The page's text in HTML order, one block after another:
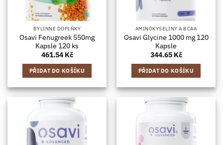
BYLINNÉ DOPLŇKY
Osavi Fenugreek 550mg
Kapsle 120 ks
461.54 Kč
PŘIDAT DO KOŠÍKU
AMINOKYSELINY A BCAA
Osavi Glycine 1000 mg 120
Kapsle
344.65 Kč
PŘIDAT DO KOŠÍKU